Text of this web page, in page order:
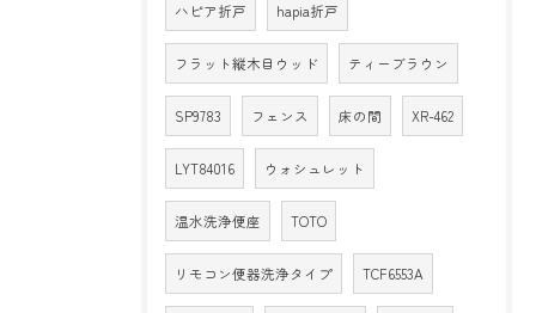
ハピア折戸 hapia折戸
フラット縦木目ウッド ティーブラウン
SP9783 フェンス 床の間 XR-462
LYT84016 ウォシュレット
温水洗浄便座 TOTO
リモコン便器洗浄タイプ TCF6553A